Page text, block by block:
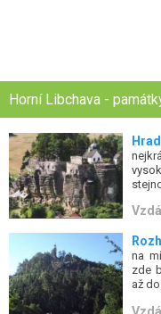
Horní Libchava -
na
zde
až